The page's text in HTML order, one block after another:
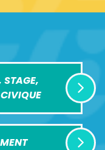
STAGE,